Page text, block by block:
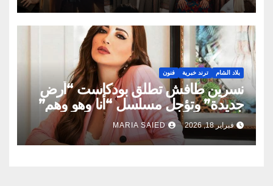
بلاد الشام ترند خبرية فنون
نسرين طافش تطلق بودكاست “أرض
جديدة” وتؤجل مسلسل “أنا وهو وهم”
فبراير 18, 2026 MARIA SAIED